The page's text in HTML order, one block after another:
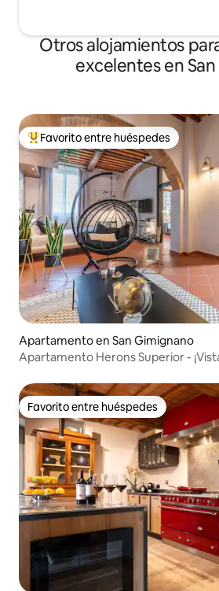
Otros alojamientos
excelentes en
Favorito entre huéspedes preferido
Favorito entre huéspedes
Apartamento en San Gimignano
Apartamento Herons Superior -
Favorito entre huéspedes
Favorito entre huéspedes